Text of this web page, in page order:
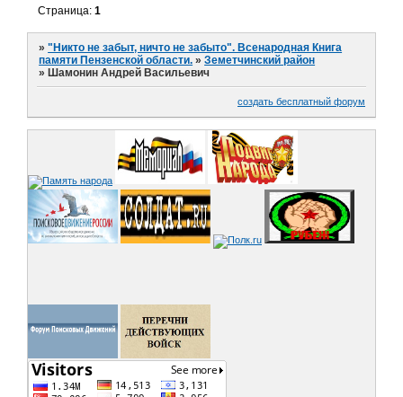
Страница:1
»"Никто не забыт, ничто не забыто". Всенародная Книга
памяти Пензенской области. »Земетчинский район
» Шамонин Андрей Васильевич
создать бесплатный форум